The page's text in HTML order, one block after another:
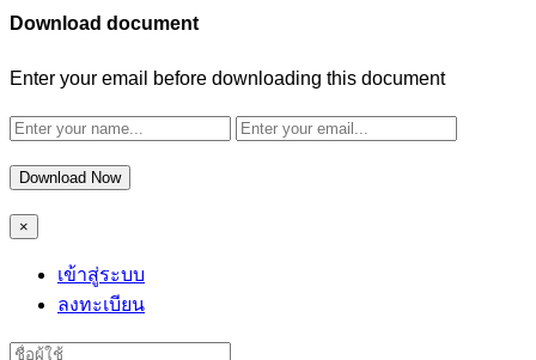
Download document
Enter your email before downloading this document
Download Now
×
เข้าสู่ระบบ
ลงทะเบียน